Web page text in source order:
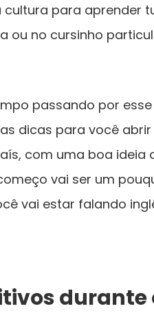
para aprender
ou no cursinho
passando por
dicas para você
com uma boa ideia
vai ser um
vai estar falando
durante